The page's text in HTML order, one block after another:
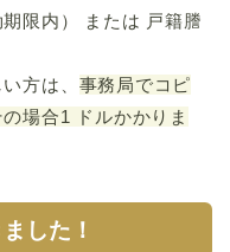
限内） または 戸籍謄
方は、 事務局でコピ
場合1 ドルかかりま
した！